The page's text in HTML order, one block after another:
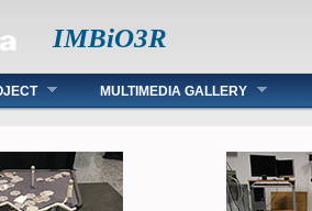
IMBiO3R
MULTIMEDIA GALLERY